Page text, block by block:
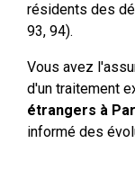
résidents des
93, 94).
Vous avez
d'un traitement
étrangers à
informé des